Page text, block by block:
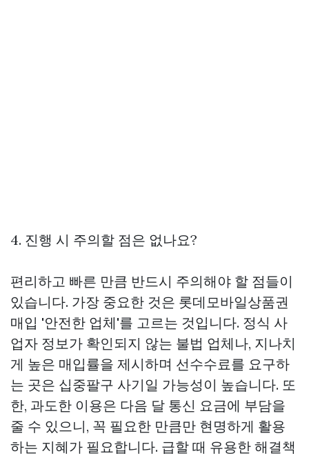
4. 진행 시 주의할 점은 없나요?
편리하고 빠른 만큼 반드시 주의해야 할 점들이
있습니다. 가장 중요한 것은 롯데모바일상품권
매입 '안전한 업체'를 고르는 것입니다. 정식 사
업자 정보가 확인되지 않는 불법 업체나, 지나치
게 높은 매입률을 제시하며 선수수료를 요구하
는 곳은 십중팔구 사기일 가능성이 높습니다. 또
한, 과도한 이용은 다음 달 통신 요금에 부담을
줄 수 있으니, 꼭 필요한 만큼만 현명하게 활용
하는 지혜가 필요합니다. 급할 때 유용한 해결책